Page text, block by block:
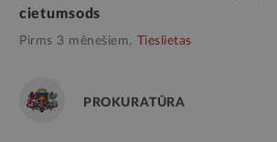
cietumsods
Pirms 3 mēnešiem, Tieslietas
PROKURATŪRA